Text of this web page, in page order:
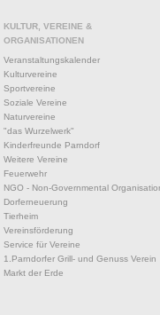
KULTUR, VEREINE &
ORGANISATIONEN
Veranstaltungskalender
Kulturvereine
Sportvereine
Soziale Vereine
Naturvereine
"das Wurzelwerk"
Kinderfreunde Parndorf
Weitere Vereine
Feuerwehr
NGO - Non-Governmental
Dorferneuerung
Tierheim
Vereinsförderung
Service für Vereine
1.Parndorfer Grill- und Genuss Verein
Markt der Erde